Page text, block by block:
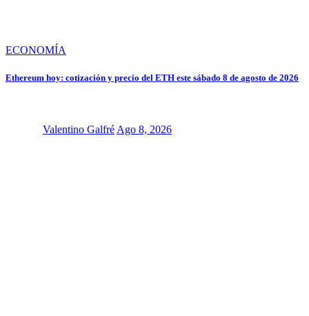
ECONOMÍA
Ethereum hoy: cotización y precio del ETH este sábado 8 de agosto de 2026
Valentino Galfré Ago 8, 2026